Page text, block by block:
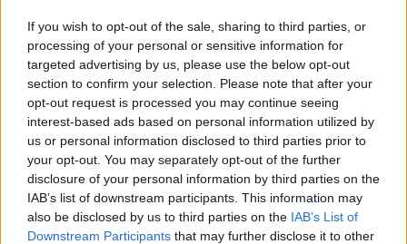
If you wish to opt-out of the sale, sharing to third parties, or
processing of your personal or sensitive information for
targeted advertising by us, please use the below opt-out
section to confirm your selection. Please note that after your
opt-out request is processed you may continue seeing
interest-based ads based on personal information utilized by
us or personal information disclosed to third parties prior to
your opt-out. You may separately opt-out of the further
disclosure of your personal information by third parties on the
IAB’s list of downstream participants. This information may
also be disclosed by us to third parties on the IAB’s List of
Downstream Participants that may further disclose it to other